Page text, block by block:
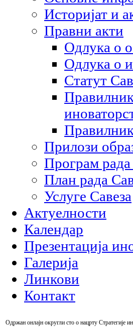
Историјат и
Правни акти
Одлука о
Одлука о
Статут
Прилози
Програм рада
План рада
Услуге Савеза
Актуелности
Календар
Презентација
Галерија
Линкови
Контакт
Одржан онлајн округли сто о нацрту Стратегије